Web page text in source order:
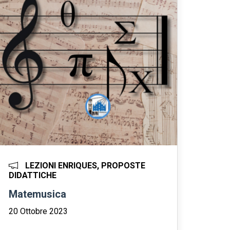
LEZIONI ENRIQUES, PROPOSTE
DIDATTICHE
Matemusica
20 Ottobre 2023